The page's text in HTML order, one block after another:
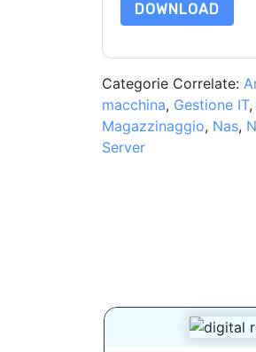
DOWNLOAD
Categorie Correlate:
macchina, Gestione IT,
Magazzinaggio, Nas,
Server